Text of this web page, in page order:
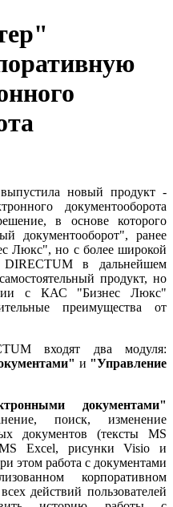
новый продукт -
документооборота
в основе которого
документооборот", ранее
Люкс", но с более широкой
DIRECTUM в дальнейшем
продукт, но
с КАС "Бизнес Люкс"
преимущества от
входят два модуля:
и "Управление
документами"
поиск, изменение
документов (тексты MS
Excel, рисунки Visio и
этом работа с документами
корпоративном
действий пользователей